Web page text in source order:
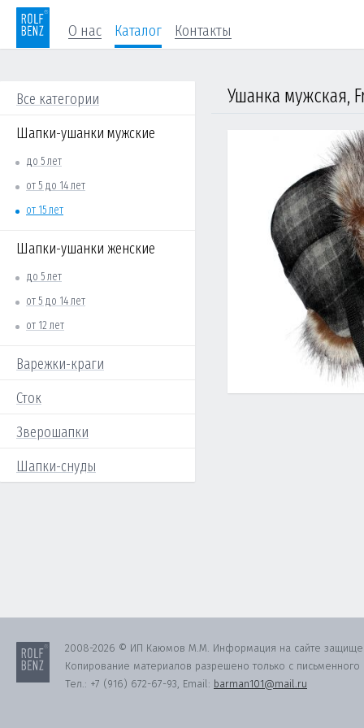
О нас Каталог Контакты
Все категории
Шапки-ушанки мужские
до 5 лет
от 5 до 14 лет
от 15 лет
Шапки-ушанки женские
до 5 лет
от 5 до 14 лет
от 12 лет
Варежки-краги
Сток
Зверошапки
Шапки-снуды
Ушанка мужская,
2008-2026 © ИП Каюмов М.М. Информация на сайте
Копирование материалов разрешено только с письменного
Тел.: +7 (916) 672-67-93, Email: barman101@mail.ru